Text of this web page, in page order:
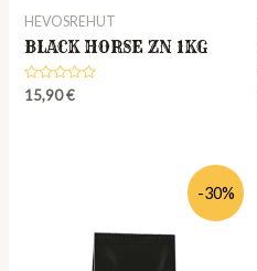
HEVOSREHUT
BLACK HORSE ZN 1KG
Rated
15,90€
-30%